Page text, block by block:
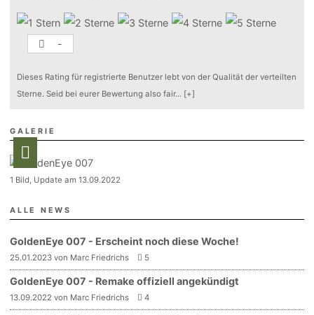
-
Dieses Rating für registrierte Benutzer lebt von der Qualität der verteilten
Sterne. Seid bei eurer Bewertung also fair... [+]
GALERIE
1 Bild, Update am 13.09.2022
ALLE NEWS
GoldenEye 007 - Erscheint noch diese Woche!
25.01.2023 von Marc Friedrichs 5
GoldenEye 007 - Remake offiziell angekündigt
13.09.2022 von Marc Friedrichs 4